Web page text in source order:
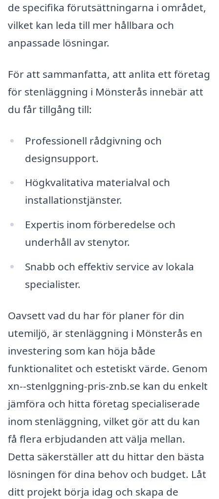
de specifika förutsättningarna i området,
vilket kan leda till mer hållbara och
anpassade lösningar.
För att sammanfatta, att anlita ett företag
för stenläggning i Mönsterås innebär att
du får tillgång till:
Professionell rådgivning och
designsupport.
Högkvalitativa materialval och
installationstjänster.
Expertis inom förberedelse och
underhåll av stenytor.
Snabb och effektiv service av lokala
specialister.
Oavsett vad du har för planer för din
utemiljö, är stenläggning i Mönsterås en
investering som kan höja både
funktionalitet och estetiskt värde. Genom
xn--stenlggning-pris-znb.se kan du enkelt
jämföra och hitta företag specialiserade
inom stenläggning, vilket gör att du kan
få flera erbjudanden att välja mellan.
Detta säkerställer att du hittar den bästa
lösningen för dina behov och budget. Låt
ditt projekt börja idag och skapa de